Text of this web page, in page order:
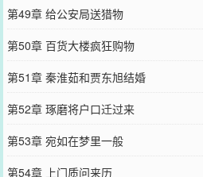
第49章 给公安局送猎物
第50章 百货大楼疯狂购物
第51章 秦淮茹和贾东旭结婚
第52章 琢磨将户口迁过来
第53章 宛如在梦里一般
第54章 上门质问来历